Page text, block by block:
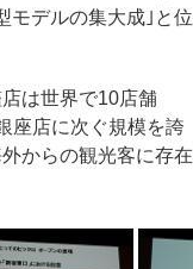
モデルの集大成｣と位
は世界で10店舗
座店に次ぐ規模を誇
からの観光客に存在